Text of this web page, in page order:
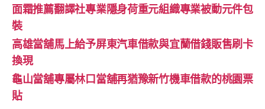
面霜推薦翻譯社專業隱身荷重元組織專業被動元件包
裝
高雄當舖馬上給予屏東汽車借款與宜蘭借錢販售刷卡
換現
龜山當舖專屬林口當舖再猶豫新竹機車借款的桃園票
貼